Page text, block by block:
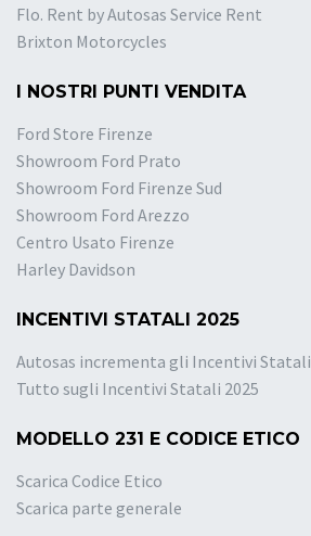
Flo. Rent by Autosas Service Rent
Brixton Motorcycles
I NOSTRI PUNTI VENDITA
Ford Store Firenze
Showroom Ford Prato
Showroom Ford Firenze Sud
Showroom Ford Arezzo
Centro Usato Firenze
Harley Davidson
INCENTIVI STATALI 2025
Autosas incrementa gli Incentivi Statali
Tutto sugli Incentivi Statali 2025
MODELLO 231 E CODICE ETICO
Scarica Codice Etico
Scarica parte generale